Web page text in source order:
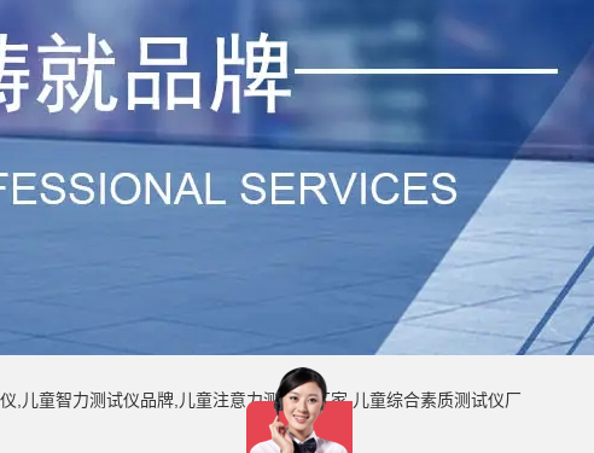
,儿童智力测试仪品牌,儿童注意力测试仪厂家,儿童综合素质测试仪厂